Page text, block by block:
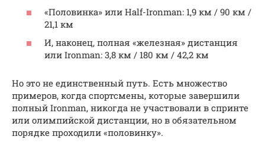
«Половинка» или Half-Ironman: 1,9 км / 90 км /
21,1 км
И, наконец, полная «железная» дистанция
или Ironman: 3,8 км / 180 км / 42,2 км
Но это не единственный путь. Есть множество
примеров, когда спортсмены, которые завершили
полный Ironman, никогда не участвовали в спринте
или олимпийской дистанции, но в обязательном
порядке проходили «половинку».